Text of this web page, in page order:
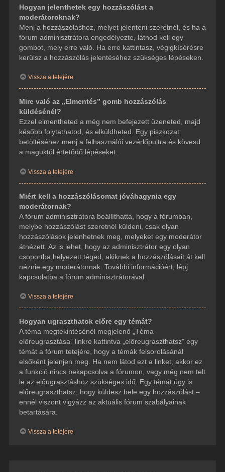
Hogyan jelenthetek egy hozzászólást a
moderátoroknak?
Menj a hozzászóláshoz, melyet jelenteni szeretnél, és ha a
fórum adminisztrátora engedélyezte, látnod kell egy
gombot, mely erre való. Ha erre kattintasz, végigkísérésre
kerülsz a hozzászólás jelentéséhez szükséges lépéseken.
Vissza a tetejére
Mire való az „Elmentés” gomb hozzászólás
küldésénél?
Ezzel elmentheted a még nem befejezett üzeneted, majd
később folytathatod, és elküldheted. Egy piszkozat
betöltéséhez menj a felhasználói vezérlőpultra és kövesd
a maguktól értetődő lépéseket.
Vissza a tetejére
Miért kell a hozzászólásomat jóváhagynia egy
moderátornak?
A fórum adminisztrátora beállíthatta, hogy a fórumban,
melybe hozzászólást szeretnél küldeni, csak olyan
hozzászólások jelenhetnek meg, melyeket egy moderátor
átnézett. Az is lehet, hogy az adminisztrátor egy olyan
csoportba helyezett téged, akiknek a hozzászólásait át kell
néznie egy moderátornak. További információért, lépj
kapcsolatba a fórum adminisztrátorával.
Vissza a tetejére
Hogyan ugraszthatok előre egy témát?
A téma megtekintésénél megjelenő „Téma
előreugrasztása” linkre kattintva „előreugraszthatsz” egy
témát a fórum tetejére, hogy a témák felsorolásánál
elsőként jelenjen meg. Ha nem látod ezt a linket, akkor ez
a funkció nincs bekapcsolva a fórumon, vagy még nem telt
le az előugrasztáshoz szükséges idő. Egy témát úgy is
előreugraszthatsz, hogy küldesz bele egy hozzászólást –
ennél viszont vigyázz az aktuális fórum szabályainak
betartására.
Vissza a tetejére